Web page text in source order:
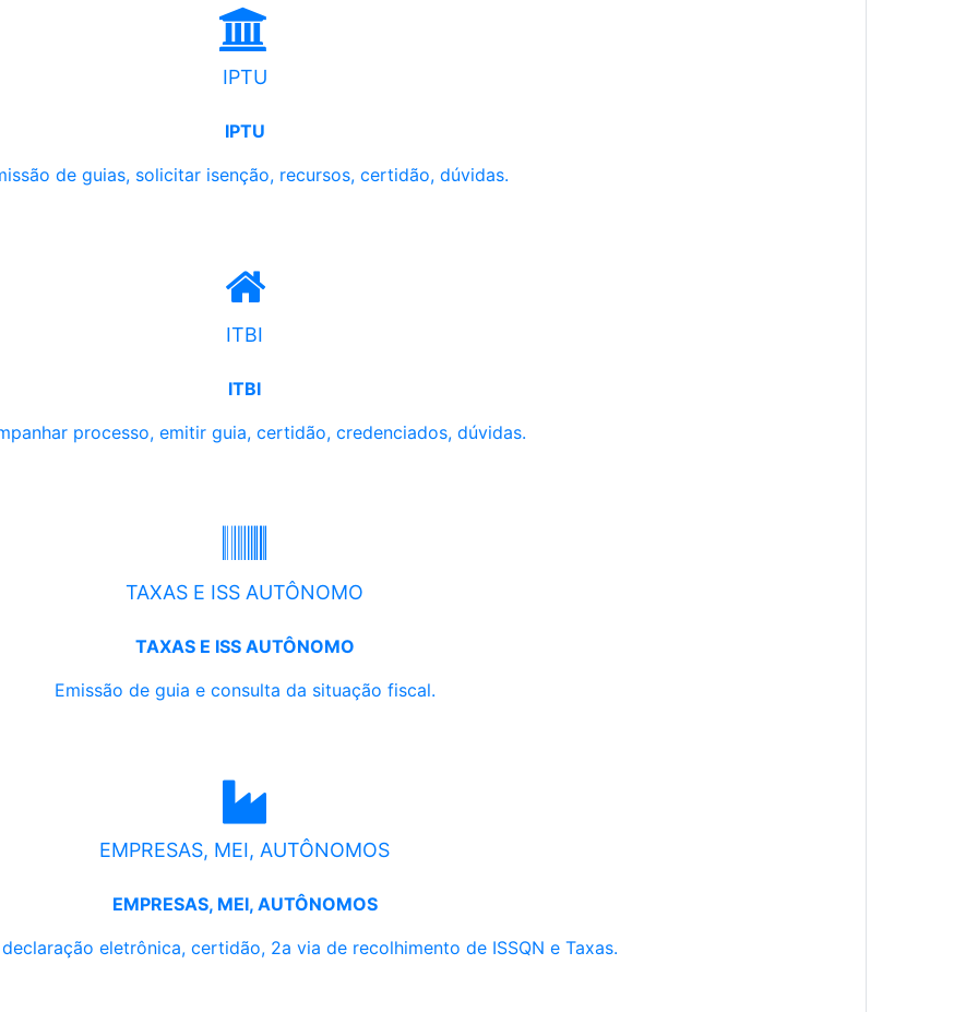
IPTU
IPTU
de guias, solicitar isenção, recursos, certidão, dúvidas.
ITBI
ITBI
processo, emitir guia, certidão, credenciados, dúvidas.
TAXAS E ISS AUTÔNOMO
TAXAS E ISS AUTÔNOMO
Emissão de guia e consulta da situação fiscal.
EMPRESAS, MEI, AUTÔNOMOS
EMPRESAS, MEI, AUTÔNOMOS
eletrônica, certidão, 2a via de recolhimento de ISSQN e Taxas.